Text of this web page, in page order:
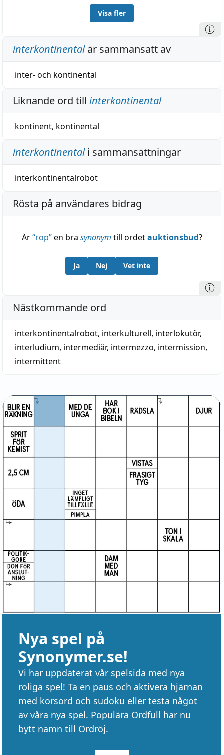
Visa fler
interkontinentalär sammansatt av
inter-och kontinental
Liknande ord till interkontinental
kontinent, kontinental
interkontinentali sammansättningar
interkontinentalrobot
Rösta på användares bidrag
Är“rop”en bra synonym till ordetauktionsbud?
Ja Nej Vet inte
Nästkommande ord
interkontinentalrobot, interkulturell, interlokutör,
interludium, intermediär, intermezzo, intermission,
intermittent
Nya spel på
Synonymer.se!
Vi har uppdaterat vår spelsida med nya
roliga spel! Ta en paus och aktivera hjärnan
med korsord och sudoku eller testa något
av våra nya spel. Populära Ordfull har nu
bytt namn till Ordröj.